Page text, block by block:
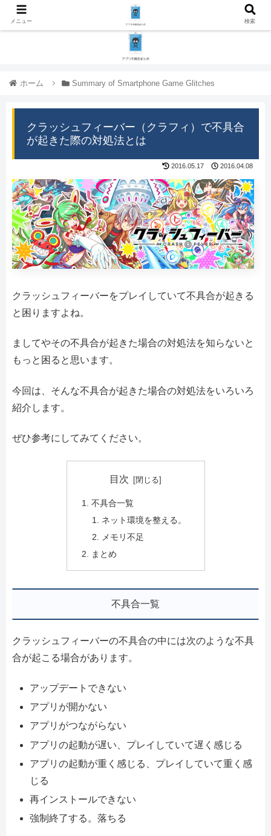
ホーム Summary of Smartphone Game Glitches
クラッシュフィーバー（クラフィ）で不具合
が起きた際の対処法とは
2016.05.17 2016.04.08
クラッシュフィーバーをプレイしていて不具合が起きる
と困りますよね。
ましてやその不具合が起きた場合の対処法を知らないと
もっと困ると思います。
今回は、そんな不具合が起きた場合の対処法をいろいろ
紹介します。
ぜひ参考にしてみてください。
目次
不具合一覧
ネット環境を整える。
メモリ不足
まとめ
不具合一覧
クラッシュフィーバーの不具合の中には次のような不具
合が起こる場合があります。
アップデートできない
アプリが開かない
アプリがつながらない
アプリの起動が遅い、プレイしていて遅く感じる
アプリの起動が重く感じる、プレイしていて重く感
じる
再インストールできない
強制終了する。落ちる
メニュー 検索